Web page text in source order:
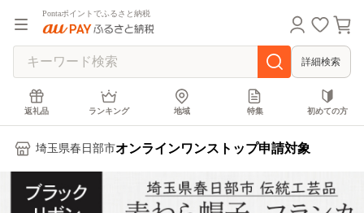
Pontaポイントでふるさと納税
詳細検索
返礼品 ランキング 地域 特集 初めての方
埼玉県春日部市オンラインワンストップ申請対象